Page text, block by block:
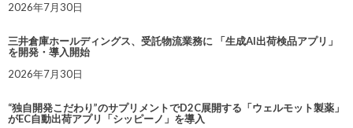
2026年7月30日
三井倉庫ホールディングス、受託物流業務に 「生成AI出荷検品アプリ」
を開発・導入開始
2026年7月30日
“独自開発こだわり”のサプリメントでD2C展開する「ウェルモット製薬」
がEC自動出荷アプリ「シッピーノ」を導入